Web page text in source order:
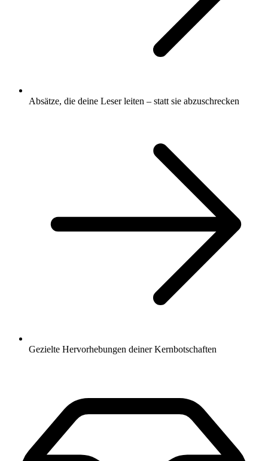
Absätze, die deine Leser leiten – statt sie abzuschrecken
Gezielte Hervorhebungen deiner Kernbotschaften